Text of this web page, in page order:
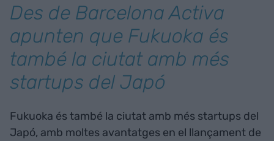
Des de Barcelona Activa
apunten que Fukuoka és
també la ciutat amb més
startups del Japó
Fukuoka és també la ciutat amb més startups del
Japó, amb moltes avantatges en el llançament de